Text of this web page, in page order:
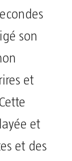
son
et
et
et des